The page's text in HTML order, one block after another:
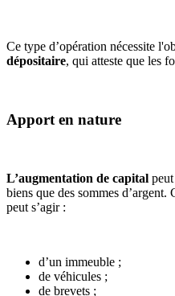
Ce type d’opération nécessite
dépositaire, qui atteste que les
Apport en nature
L’augmentation de capital
biens que des sommes
peut s’agir :
d’un immeuble ;
de véhicules ;
de brevets ;